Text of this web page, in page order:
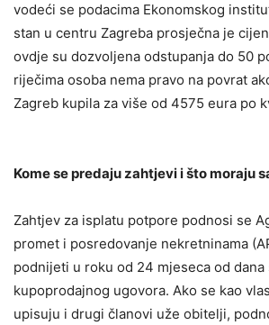
vodeći se podacima Ekonomskog
stan u centru Zagreba prosječna je
ovdje su dozvoljena odstupanja do 50
riječima osoba nema pravo na povrat
Zagreb kupila za više od 4575 eura po
Kome se predaju zahtjevi i što moraju
Zahtjev za isplatu potpore podnosi se
promet i posredovanje nekretninama
podnijeti u roku od 24 mjeseca od dana
kupoprodajnog ugovora. Ako se kao
upisuju i drugi članovi uže obitelji,